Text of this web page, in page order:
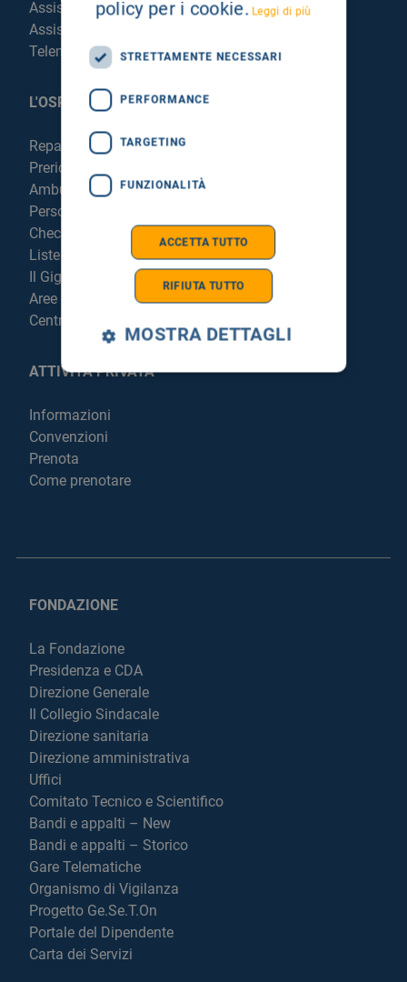
Assistenza Religiosa
Assistenza Stranieri
Telemedicina
L'OSPEDALE
Reparti e Servizi
Prericovero e Hospitalist
Ambulatori
Personale
Check Up
Liste di attesa
Il Giglio in Sicilia
Aree di parcheggio
Centrale di Sterilizzazione
ATTIVITÀ PRIVATA
Informazioni
Convenzioni
Prenota
Come prenotare
FONDAZIONE
La Fondazione
Presidenza e CDA
Direzione Generale
Il Collegio Sindacale
Direzione sanitaria
Direzione amministrativa
Uffici
Comitato Tecnico e Scientifico
Bandi e appalti – New
Bandi e appalti – Storico
Gare Telematiche
Organismo di Vigilanza
Progetto Ge.Se.T.On
Portale del Dipendente
Carta dei Servizi
policy per i cookie. Leggi di più
STRETTAMENTE NECESSARI
PERFORMANCE
TARGETING
FUNZIONALITÀ
ACCETTA TUTTO
RIFIUTA TUTTO
MOSTRA DETTAGLI